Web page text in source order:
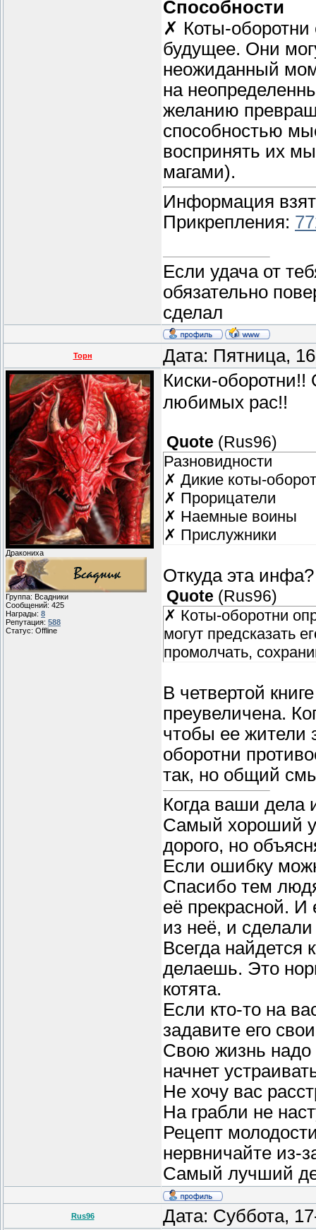
Способности
✗ Коты-оборотни
будущее. Они
неожиданный
на
желанию
способностью
воспринять их
магами).
Информация
Прикрепления:
Если удача от
обязательно
сделал
Торн Дата: Пятница,
Дракониха
Группа: Всадники
Сообщений: 425
Награды: 8
Репутация: 588
Статус: Offline
Киски-
любимых рас!!
Quote (Rus96)
Разновидности
✗ Дикие коты-
✗ Прорицатели
✗ Наемные воины
✗ Прислужники
Откуда эта
Quote (Rus96)
✗ Коты-оборотни
могут предсказать
промолчать,
В четвертой
преувеличена.
чтобы ее жители
оборотни
так, но общий
Когда ваши дела
Самый хороший
дорого, но
Если ошибку
Спасибо тем
её прекрасной.
из неё, и
Всегда найдется
делаешь. Это
котята.
Если кто-то на
задавите его
Свою жизнь надо
начнет
Не хочу вас
На грабли не
Рецепт
нервничайте из-
Самый лучший
Rus96 Дата: Суббота,